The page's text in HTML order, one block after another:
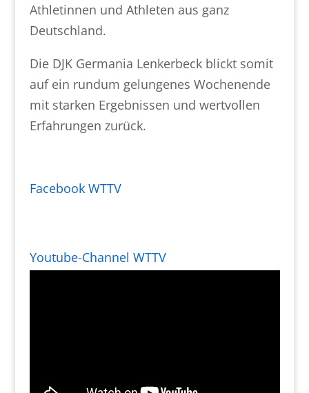
Athletinnen und Athleten aus ganz
Deutschland.
Die DJK Germania Lenkerbeck blickt somit
auf ein rundum gelungenes Wochenende
mit starken Ergebnissen und wertvollen
Erfahrungen zurück.
Facebook WTTV
Youtube-Channel WTTV